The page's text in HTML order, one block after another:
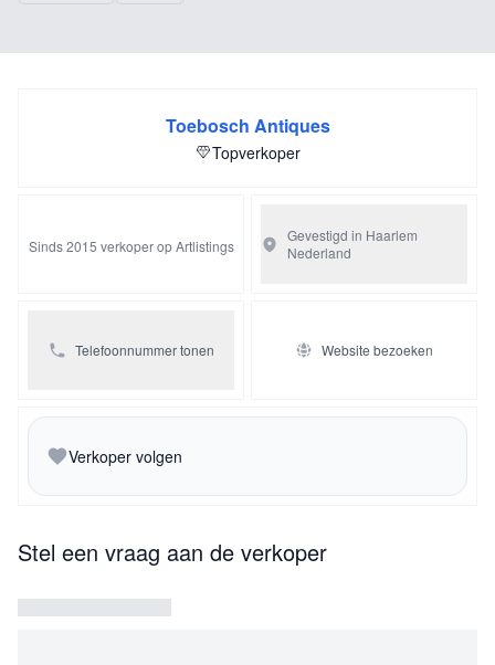
Toebosch Antiques
Topverkoper
Sinds 2015 verkoper op Artlistings
Gevestigd in Haarlem
Nederland
Telefoonnummer tonen Website bezoeken
Verkoper volgen
Stel een vraag aan de verkoper